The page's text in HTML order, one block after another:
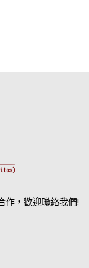
作，歡迎聯絡我們!